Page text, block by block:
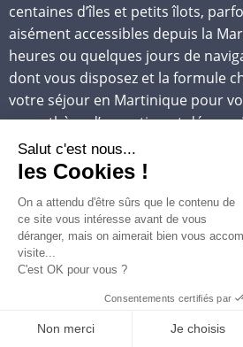
centaines d’îles et petits îlots,
aisément accessibles depuis la
heures ou quelques jours de
dont vous disposez et la formule
votre séjour en Martinique pour
parenthèse d’exception et
paradisiaques et les conditions
les alizés !
Balade en mer d’une
De nombreuses sociétés
journée, en formule tout compris
Côte caraïbes ou côte atlantique